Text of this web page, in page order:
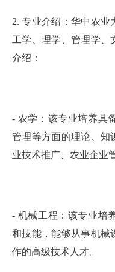
2. 专业介绍：华中农业
工学、理学、管理学、
介绍：
- 农学：该专业培养具
管理等方面的理论、知
业技术推广、农业企业
- 机械工程：该专业培
和技能，能够从事机械
作的高级技术人才。